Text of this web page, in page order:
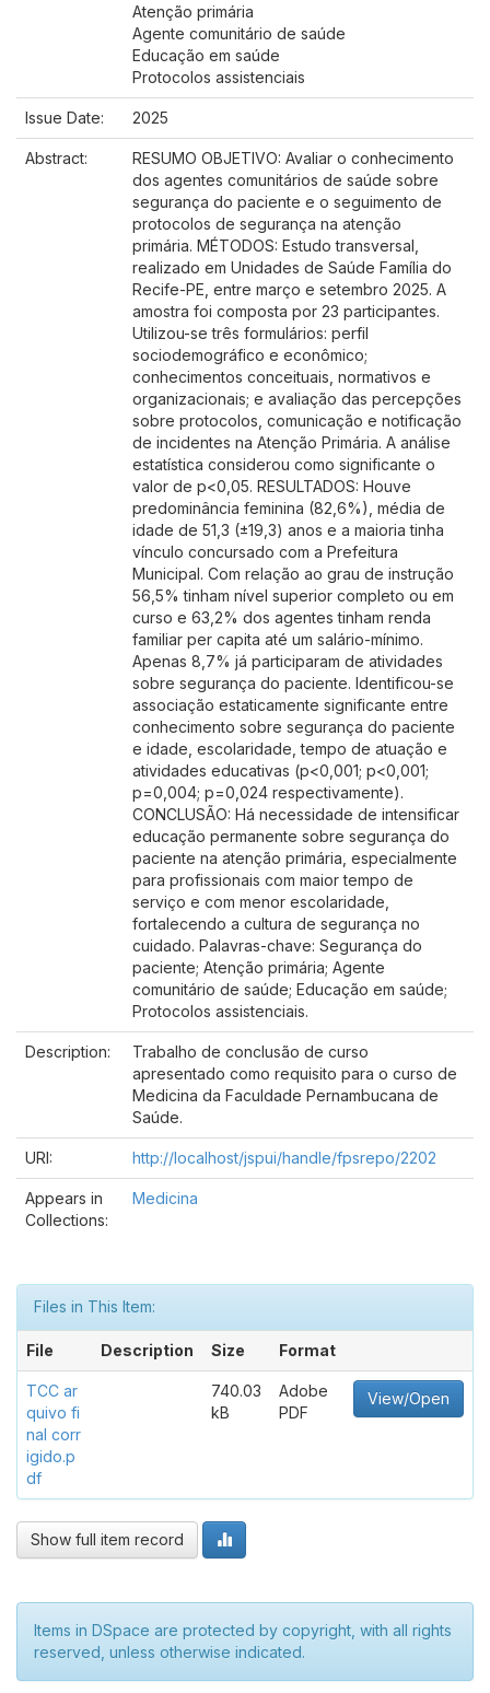
Atenção primária
Agente comunitário de saúde
Educação em saúde
Protocolos assistenciais
Issue Date: 2025
Abstract:
RESUMO OBJETIVO: Avaliar o conhecimento
dos agentes comunitários de saúde sobre
segurança do paciente e o seguimento de
protocolos de segurança na atenção
primária. MÉTODOS: Estudo transversal,
realizado em Unidades de Saúde Família do
Recife-PE, entre março e setembro 2025. A
amostra foi composta por 23 participantes.
Utilizou-se três formulários: perfil
sociodemográfico e econômico;
conhecimentos conceituais, normativos e
organizacionais; e avaliação das percepções
sobre protocolos, comunicação e notificação
de incidentes na Atenção Primária. A análise
estatística considerou como significante o
valor de p<0,05. RESULTADOS: Houve
predominância feminina (82,6%), média de
idade de 51,3 (±19,3) anos e a maioria tinha
vínculo concursado com a Prefeitura
Municipal. Com relação ao grau de instrução
56,5% tinham nível superior completo ou em
curso e 63,2% dos agentes tinham renda
familiar per capita até um salário-mínimo.
Apenas 8,7% já participaram de atividades
sobre segurança do paciente. Identificou-se
associação estaticamente significante entre
conhecimento sobre segurança do paciente
e idade, escolaridade, tempo de atuação e
atividades educativas (p<0,001; p<0,001;
p=0,004; p=0,024 respectivamente).
CONCLUSÃO: Há necessidade de intensificar
educação permanente sobre segurança do
paciente na atenção primária, especialmente
para profissionais com maior tempo de
serviço e com menor escolaridade,
fortalecendo a cultura de segurança no
cuidado. Palavras-chave: Segurança do
paciente; Atenção primária; Agente
comunitário de saúde; Educação em saúde;
Protocolos assistenciais.
Description:
Trabalho de conclusão de curso
apresentado como requisito para o curso de
Medicina da Faculdade Pernambucana de
Saúde.
URI: http://localhost/jspui/handle/fpsrepo/2202
Appears in
Collections:
Medicina
Files in This Item:
File Description Size Format
TCC ar
quivo fi
nal corr
igido.p
df
740.03
kB
Adobe
PDF
View/Open
Show full item record
Items in DSpace are protected by copyright, with all rights
reserved, unless otherwise indicated.